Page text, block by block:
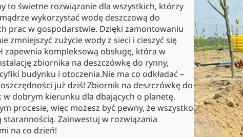
to świetne rozwiązanie dla wszystkich, którzy
wykorzystać wodę deszczową do
prac w gospodarstwie. Dzięki zamontowaniu
zmniejszyć zużycie wody z sieci i cieszyć się
zapewnia kompleksową obsługę, która w
zbiornika na deszczówkę do rynny,
budynku i otoczenia.Nie ma co odkładać –
już dziś! Zbiornik na deszczówkę do
w dobrym kierunku dla dbających o planetę.
procesie, więc możesz być pewny, że wszystko
Zainwestuj w rozwiązania
na co dzień!